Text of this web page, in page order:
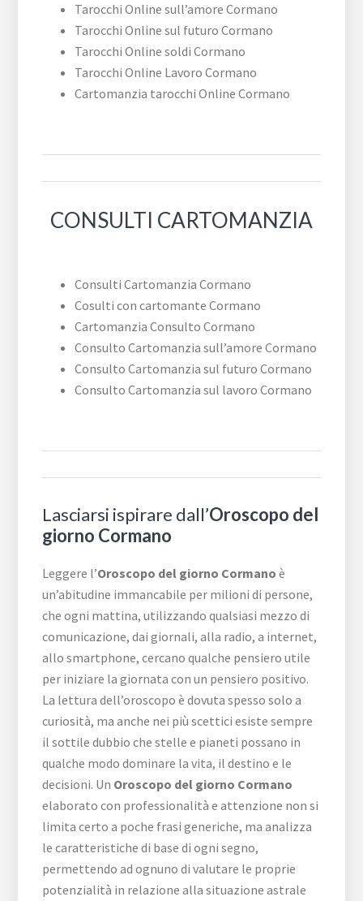
Tarocchi Online sull’amore Cormano
Tarocchi Online sul futuro Cormano
Tarocchi Online soldi Cormano
Tarocchi Online Lavoro Cormano
Cartomanzia tarocchi Online Cormano
CONSULTI CARTOMANZIA
Consulti Cartomanzia Cormano
Cosulti con cartomante Cormano
Cartomanzia Consulto Cormano
Consulto Cartomanzia sull’amore Cormano
Consulto Cartomanzia sul futuro Cormano
Consulto Cartomanzia sul lavoro Cormano
Lasciarsi ispirare dall’Oroscopo del
giorno Cormano
Leggere l’Oroscopo del giorno Cormano è
un’abitudine immancabile per milioni di persone,
che ogni mattina, utilizzando qualsiasi mezzo di
comunicazione, dai giornali, alla radio, a internet,
allo smartphone, cercano qualche pensiero utile
per iniziare la giornata con un pensiero positivo.
La lettura dell’oroscopo è dovuta spesso solo a
curiosità, ma anche nei più scettici esiste sempre
il sottile dubbio che stelle e pianeti possano in
qualche modo dominare la vita, il destino e le
decisioni. Un Oroscopo del giorno Cormano
elaborato con professionalità e attenzione non si
limita certo a poche frasi generiche, ma analizza
le caratteristiche di base di ogni segno,
permettendo ad ognuno di valutare le proprie
potenzialità in relazione alla situazione astrale